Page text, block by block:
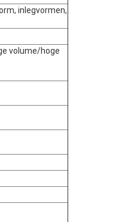
inlegvormen,
volume/hoge